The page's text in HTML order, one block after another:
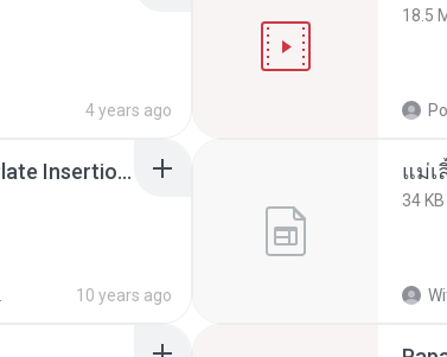
4 years ago
18.5
03-Workframe Shapes and Plate Insertion.swf
10 years ago
34 KB